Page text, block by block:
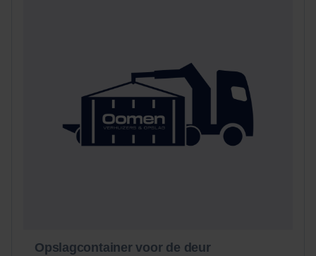
Opslagcontainer voor de deur